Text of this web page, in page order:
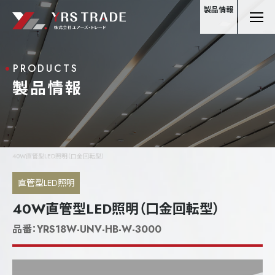
製品情報
40W直管型LED照明（口金回転型）
PRODUCTS
製品情報
直管型LED照明
40W直管型LED照明（口金回転型）
品番：YRS18W-UNV-HB-W-3000